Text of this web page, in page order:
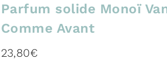
Parfum solide Monoï
Comme Avant
23,80€